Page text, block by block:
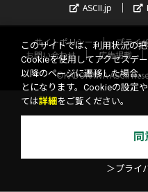
ASCII.jp
サイトポリシー プライ
お問い合わせ
広告掲載
©KADOKAWA ASCII
このサイトでは、利用状況の
Cookieを使用してアクセスデ
以降のページに遷移した場合
とになります。Cookieの設定
ては詳細 をご覧ください。
同
＞プライ